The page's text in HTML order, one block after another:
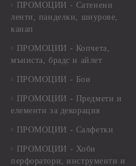
ПРОМОЦИИ - Сатенени
ленти, панделки, шнурове,
канап
ПРОМОЦИИ - Копчета,
мъниста, брадс и айлет
ПРОМОЦИИ - Бои
ПРОМОЦИИ - Предмети и
елементи за декорация
ПРОМОЦИИ - Салфетки
ПРОМОЦИИ - Хоби
перфоратори, инструменти и